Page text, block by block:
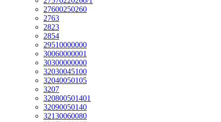
27600250260
2763
2823
2854
29510000000
30060000001
30300000000
32030045100
32040050105
3207
320800501401
32090050140
32130060080